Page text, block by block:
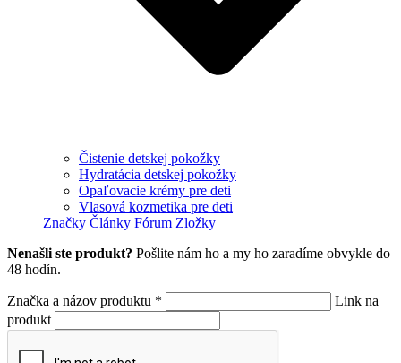
Čistenie detskej pokožky
Hydratácia detskej pokožky
Opaľovacie krémy pre deti
Vlasová kozmetika pre deti
Značky Články Fórum Zložky
Nenašli ste produkt? Pošlite nám ho a my ho zaradíme obvykle do
48 hodín.
Značka a názov produktu *
Link na
produkt